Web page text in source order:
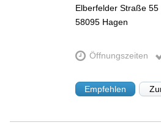
Elberfelder Straße 55
58095 Hagen
Öffnungszeiten
Empfehlen